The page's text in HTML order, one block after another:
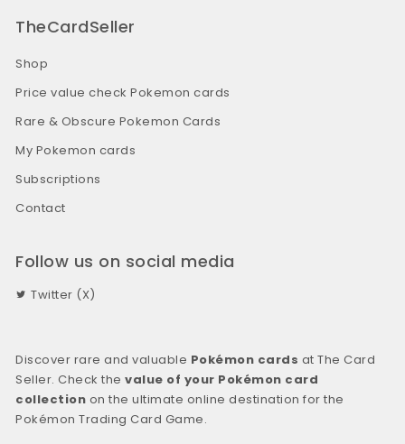
TheCardSeller
Shop
Price value check Pokemon cards
Rare & Obscure Pokemon Cards
My Pokemon cards
Subscriptions
Contact
Follow us on social media
Twitter (X)
Discover rare and valuable Pokémon cards at The Card
Seller. Check thevalue of your Pokémon card
collection on the ultimate online destination for the
Pokémon Trading Card Game.